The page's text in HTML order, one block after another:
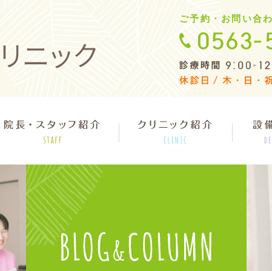
ご予約・お問い合